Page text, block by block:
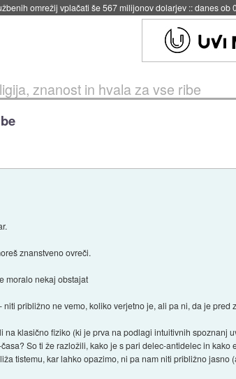
doslej::včeraj ob 21:37
znanost in hvala za vse ribe
znanstveno ovreči.
moralo nekaj obstajat
približno ne vemo, koliko verjetno je, ali pa ni, da je
na klasično fiziko (ki je prva na podlagi intuitivnih spoznanj
So ti že razložili, kako je s pari delec-antidelec in
tistemu, kar lahko opazimo, ni pa nam niti približno jasno